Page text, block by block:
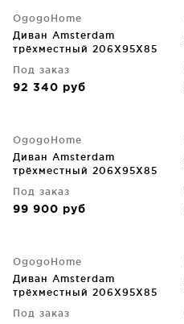
OgogoHome
Диван Amsterdam
трёхместный 206X95X85
Под заказ
92 340 руб
OgogoHome
Диван Amsterdam
трёхместный 206X95X85
Под заказ
99 900 руб
OgogoHome
Диван Amsterdam
трёхместный 206X95X85
Под заказ